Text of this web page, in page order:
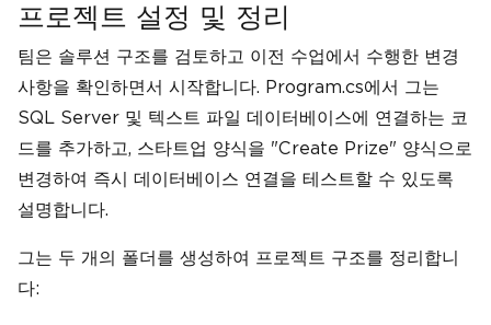
프로젝트 설정 및 정리
팀은 솔루션 구조를 검토하고 이전 수업에서 수행한 변경
사항을 확인하면서 시작합니다. Program.cs에서 그는
SQL Server 및 텍스트 파일 데이터베이스에 연결하는 코
드를 추가하고, 스타트업 양식을 "Create Prize" 양식으로
변경하여 즉시 데이터베이스 연결을 테스트할 수 있도록
설명합니다.
그는 두 개의 폴더를 생성하여 프로젝트 구조를 정리합니
다: